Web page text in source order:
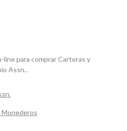
line para comprar Carteras y
Assn..